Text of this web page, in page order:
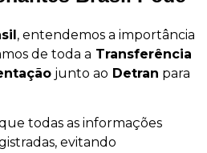
, entendemos a importância
de toda a Transferência
junto ao Detran para
todas as informações
evitando